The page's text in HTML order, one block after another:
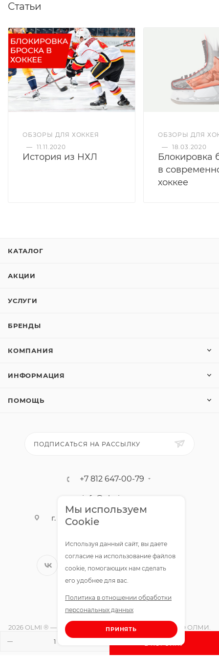
В КОРЗИНУ
Статьи
ОБЗОРЫ ДЛЯ ХОККЕЯ
— 11.11.2020
История из НХЛ
ОБЗОРЫ ДЛЯ
— 18.03.2020
Блокировка
в
хоккее
КАТАЛОГ
АКЦИИ
УСЛУГИ
БРЕНДЫ
КОМПАНИЯ
ИНФОРМАЦИЯ
ПОМОЩЬ
ПОДПИСАТЬСЯ НА РАССЫЛКУ
+7 812 647-00-79
info@olmigroup.ru
г. Санкт-Петербург, ул. Мебельная,
12,1 офис 210
2026 OLMI ® — официальный интернет-магазин ООО ОЛМИ.
Все права защищены.
Мы используем
Cookie
Используя данный сайт, вы даете
согласие на использование файлов
cookie, помогающих нам сделать
его удобнее для вас.
Политика в отношении обработки
персональных данных
ПРИНЯТЬ